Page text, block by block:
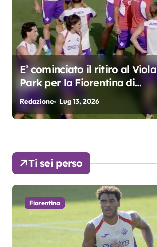
E’ cominciato il ritiro al Viola
Park per la Fiorentina di
Grosso
Redazione Lug 13, 2026
Ti sei perso
Fiorentina